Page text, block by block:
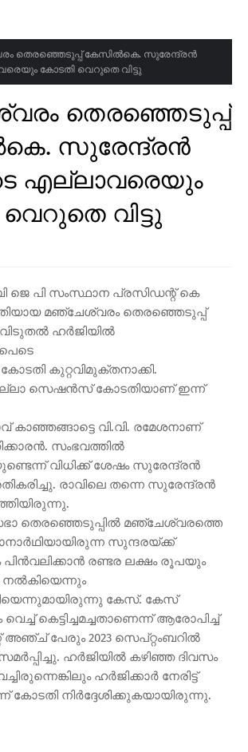
തെരഞ്ഞെടുപ്പ് കേസിൽകെ. സുരേന്ദ്രൻ
കോടതി വെറുതെ വിട്ടു
തെരഞ്ഞെടുപ്പ്
സുരേന്ദ്രൻ
എല്ലാവരെയും
വിട്ടു
ജെ പി സംസ്ഥാന പ്രസിഡന്റ് കെ
മഞ്ചേശ്വരം തെരഞ്ഞെടുപ്പ്
ഹര്‍ജിയില്‍
കുറ്റവിമുക്തനാക്കി.
സെഷന്‍സ് കോടതിയാണ് ഇന്ന്
കാഞ്ഞങ്ങാട്ടെ വി.വി. രമേശനാണ്
സംഭവത്തിൽ
വിധിക്ക് ശേഷം സുരേന്ദ്രൻ
രാവിലെ തന്നെ സുരേന്ദ്രൻ
തെരഞ്ഞെടുപ്പില്‍ മഞ്ചേശ്വരത്തെ
സുന്ദരയ്ക്ക്
പിന്‍വലിക്കാന്‍ രണ്ടര ലക്ഷം രൂപയും
നല്‍കിയെന്നും
കേസ്. കേസ്
കെട്ടിച്ചമച്ചതാണെന്ന് ആരോപിച്ച്
അഞ്ച് പേരും 2023 സെപ്റ്റംബറില്‍
ഹര്‍ജിയില്‍ കഴിഞ്ഞ ദിവസം
ഹര്‍ജിക്കാര്‍ നേരിട്ട്
കോടതി നിര്‍ദ്ദേശിക്കുകയായിരുന്നു.